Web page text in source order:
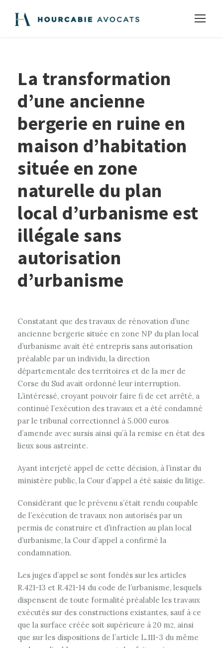
La transformation
d’une ancienne
bergerie en ruine en
maison d’habitation
située en zone
naturelle du plan
local d’urbanisme est
illégale sans
autorisation
d’urbanisme
Constatant que des travaux de rénovation d’une
ancienne bergerie située en zone NP du plan local
d’urbanisme avait été entrepris sans autorisation
préalable par un individu, la direction
départementale des territoires et de la mer de
Corse du Sud avait ordonné leur interruption.
L’intéressé, croyant pouvoir faire fi de cet arrêté, a
continué l’exécution des travaux et a été condamné
par le tribunal correctionnel à 5.000 euros
d’amende avec sursis ainsi qu’à la remise en état des
lieux sous astreinte.
Ayant interjeté appel de cette décision, à l’instar du
ministère public, la Cour d’appel a été saisie du litige.
Considérant que le prévenu s’était rendu coupable
de l’exécution de travaux non autorisés par un
permis de construire et d’infraction au plan local
d’urbanisme, la Cour d’appel a confirmé la
condamnation.
Les juges d’appel se sont fondés sur les articles
R.421-13 et R.421-14 du code de l’urbanisme, lesquels
dispensent de toute formalité préalable les travaux
exécutés sur des constructions existantes, sauf à ce
que la surface créée soit supérieure à 20 m2, ainsi
que sur les dispositions de l’article L.111-3 du même